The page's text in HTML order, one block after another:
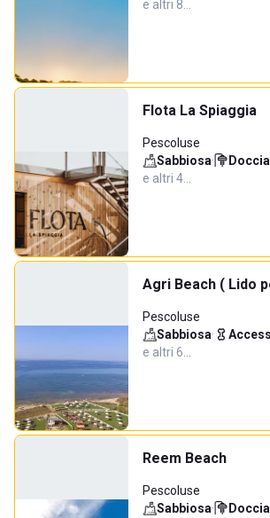
e altri 8…
Flota La Spiaggia
Pescoluse
Sabbiosa·
e altri 4…
Agri Beach ( Lido
Pescoluse
Sabbiosa·
e altri 6…
Reem Beach
Pescoluse
Sabbiosa·